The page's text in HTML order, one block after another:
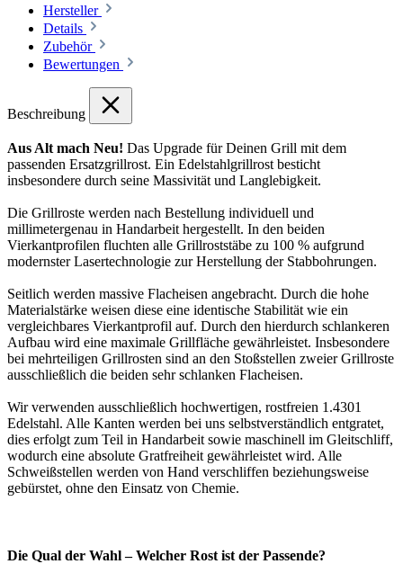
Hersteller
Details
Zubehör
Bewertungen
Beschreibung
Aus Alt mach Neu! Das Upgrade für Deinen Grill mit dem
passenden Ersatzgrillrost. Ein Edelstahlgrillrost besticht
insbesondere durch seine Massivität und Langlebigkeit.
Die Grillroste werden nach Bestellung individuell und
millimetergenau in Handarbeit hergestellt. In den beiden
Vierkantprofilen fluchten alle Grillroststäbe zu 100 % aufgrund
modernster Lasertechnologie zur Herstellung der Stabbohrungen.
Seitlich werden massive Flacheisen angebracht. Durch die hohe
Materialstärke weisen diese eine identische Stabilität wie ein
vergleichbares Vierkantprofil auf. Durch den hierdurch schlankeren
Aufbau wird eine maximale Grillfläche gewährleistet. Insbesondere
bei mehrteiligen Grillrosten sind an den Stoßstellen zweier Grillroste
ausschließlich die beiden sehr schlanken Flacheisen.
Wir verwenden ausschließlich hochwertigen, rostfreien 1.4301
Edelstahl. Alle Kanten werden bei uns selbstverständlich entgratet,
dies erfolgt zum Teil in Handarbeit sowie maschinell im Gleitschliff,
wodurch eine absolute Gratfreiheit gewährleistet wird. Alle
Schweißstellen werden von Hand verschliffen beziehungsweise
gebürstet, ohne den Einsatz von Chemie.
Die Qual der Wahl – Welcher Rost ist der Passende?